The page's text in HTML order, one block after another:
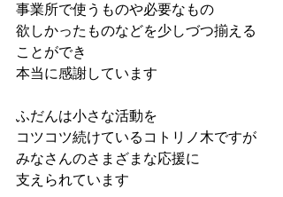
事業所で使うものや必要なもの
欲しかったものなどを少しづつ揃える
ことができ
本当に感謝しています
ふだんは小さな活動を
コツコツ続けているコトリノ木ですが
みなさんのさまざまな応援に
支えられています